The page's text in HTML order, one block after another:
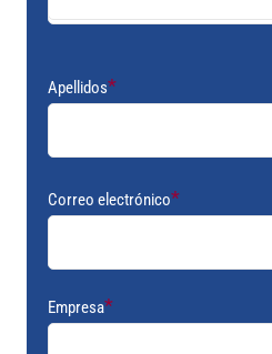
Apellidos*
Correo electrónico*
Empresa*